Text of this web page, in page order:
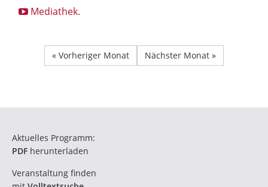
Mediathek.
« Vorheriger Monat Nächster Monat »
Aktuelles Programm:
PDF herunterladen
Veranstaltung finden